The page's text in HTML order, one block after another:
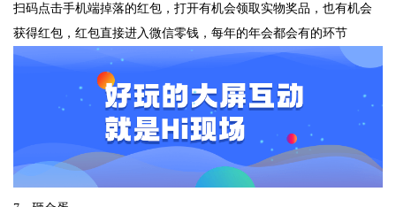
扫码点击手机端掉落的红包，打开有机会领取实物奖品，也有机会
获得红包，红包直接进入微信零钱，每年的年会都会有的环节